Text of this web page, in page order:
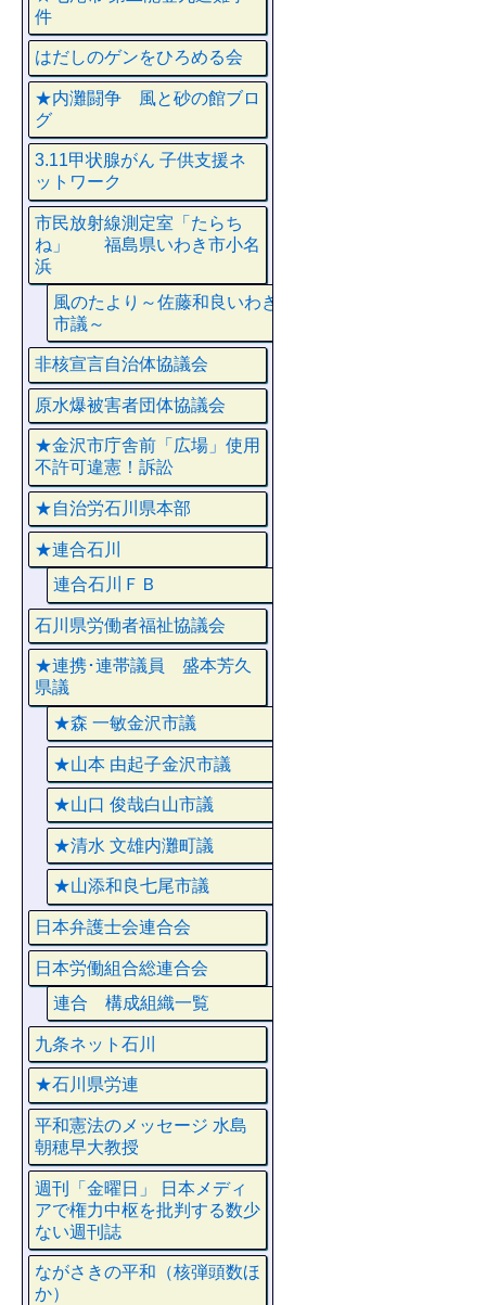
件
はだしのゲンをひろめる会
★内灘闘争 風と砂の館ブロ
グ
3.11甲状腺がん 子供支援ネ
ットワーク
市民放射線測定室「たらち
ね」 福島県いわき市小名
浜
風のたより～佐藤和良いわき
市議～
非核宣言自治体協議会
原水爆被害者団体協議会
★金沢市庁舎前「広場」使用
不許可違憲！訴訟
★自治労石川県本部
★連合石川
連合石川ＦＢ
石川県労働者福祉協議会
★連携･連帯議員 盛本芳久
県議
★森 一敏金沢市議
★山本 由起子金沢市議
★山口 俊哉白山市議
★清水 文雄内灘町議
★山添和良七尾市議
日本弁護士会連合会
日本労働組合総連合会
連合 構成組織一覧
九条ネット石川
★石川県労連
平和憲法のメッセージ 水島
朝穂早大教授
週刊「金曜日」 日本メディ
アで権力中枢を批判する数少
ない週刊誌
ながさきの平和（核弾頭数ほ
か）